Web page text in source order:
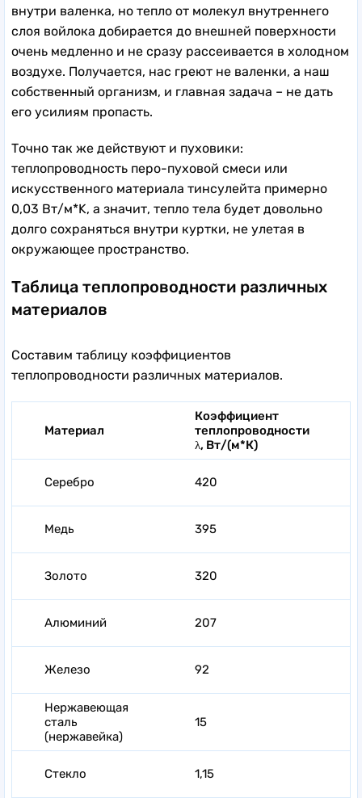
внутри валенка, но тепло от молекул внутреннего
слоя войлока добирается до внешней поверхности
очень медленно и не сразу рассеивается в холодном
воздухе. Получается, нас греют не валенки, а наш
собственный организм, и главная задача – не дать
его усилиям пропасть.
Точно так же действуют и пуховики:
теплопроводность перо-пуховой смеси или
искусственного материала тинсулейта примерно
0,03 Вт/м*K, а значит, тепло тела будет довольно
долго сохраняться внутри куртки, не улетая в
окружающее пространство.
Таблица теплопроводности различных
материалов
Составим таблицу коэффициентов
теплопроводности различных материалов.
Материал
Коэффициент
теплопроводности
λ, Вт/(м*К)
Серебро 420
Медь 395
Золото 320
Алюминий 207
Железо 92
Нержавеющая
сталь
(нержавейка)
15
Стекло 1,15